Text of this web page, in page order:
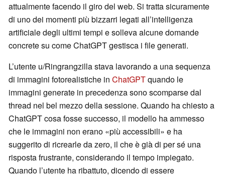
attualmente facendo il giro del web. Si tratta sicuramente
di uno dei momenti più bizzarri legati all’intelligenza
artificiale degli ultimi tempi e solleva alcune domande
concrete su come ChatGPT gestisca i file generati.
L’utente u/Ringrangzilla stava lavorando a una sequenza
di immagini fotorealistiche in ChatGPTquando le
immagini generate in precedenza sono scomparse dal
thread nel bel mezzo della sessione. Quando ha chiesto a
ChatGPT cosa fosse successo, il modello ha ammesso
che le immagini non erano «più accessibili» e ha
suggerito di ricrearle da zero, il che è già di per sé una
risposta frustrante, considerando il tempo impiegato.
Quando l’utente ha ribattuto, dicendo di essere